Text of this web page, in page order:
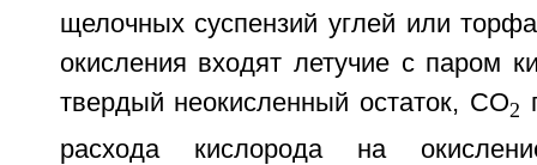
щелочных суспензий углей или
окисления входят летучие с паром
твердый неокисленный остаток, CO2
расхода кислорода на